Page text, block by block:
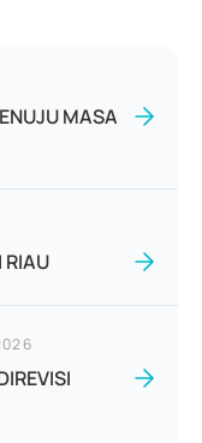
MASA
RIAU